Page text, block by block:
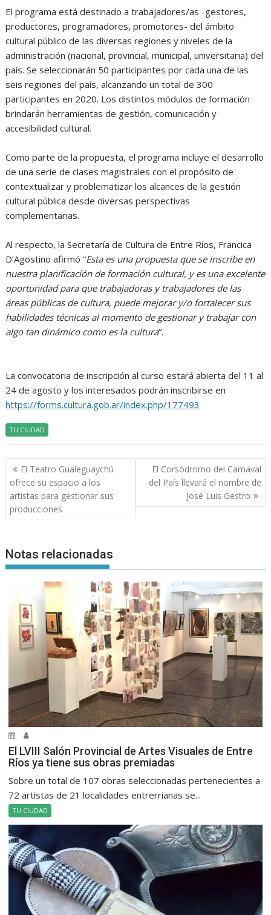
El programa está destinado a trabajadores/as -gestores,
productores, programadores, promotores- del ámbito
cultural público de las diversas regiones y niveles de la
administración (nacional, provincial, municipal, universitaria) del
país. Se seleccionarán 50 participantes por cada una de las
seis regiones del país, alcanzando un total de 300
participantes en 2020. Los distintos módulos de formación
brindarán herramientas de gestión, comunicación y
accesibilidad cultural.
Como parte de la propuesta, el programa incluye el desarrollo
de una serie de clases magistrales con el propósito de
contextualizar y problematizar los alcances de la gestión
cultural pública desde diversas perspectivas
complementarias.
Al respecto, la Secretaría de Cultura de Entre Ríos, Francica
D’Agostino afirmó “Esta es una propuesta que se inscribe en
nuestra planificación de formación cultural, y es una excelente
oportunidad para que trabajadoras y trabajadores de las
áreas públicas de cultura, puede mejorar y/o fortalecer sus
habilidades técnicas al momento de gestionar y trabajar con
algo tan dinámico como es la cultura“.
La convocatoria de inscripción al curso estará abierta del 11 al
24 de agosto y los interesados podrán inscribirse en
https://forms.cultura.gob.ar/index.php/177493
TU CIUDAD
Navegación
de
entradas
El Teatro Gualeguaychú
ofrece su espacio a los
artistas para gestionar sus
producciones
El Corsódromo del Carnaval
del País llevará el nombre de
José Luis Gestro
Notas relacionadas
El LVIII Salón Provincial de Artes Visuales de Entre
Ríos ya tiene sus obras premiadas
Sobre un total de 107 obras seleccionadas pertenecientes a
72 artistas de 21 localidades entrerrianas se...
TU CIUDAD